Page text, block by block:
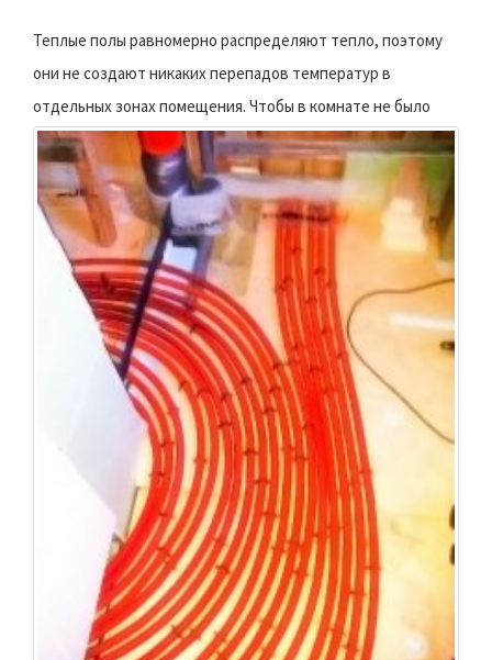
Теплые полы равномерно распределяют тепло, поэтому
они не создают никаких перепадов температур в
отдельных зонах помещения. Чтобы в комнате не было